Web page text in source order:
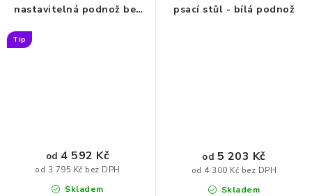
nastavitelná podnož bez
Tip
Skladem
od 3 795 Kč bez DPH
od 4 592 Kč
psací stůl - bílá podnož
Skladem
od 4 300 Kč bez DPH
od 5 203 Kč